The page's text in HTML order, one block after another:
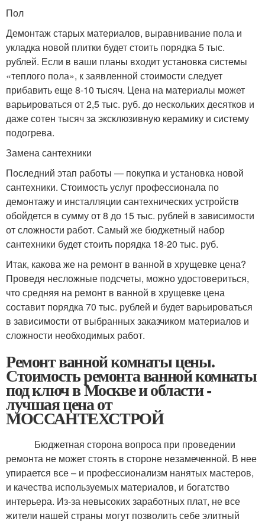
Пол
Демонтаж старых материалов, выравнивание пола и
укладка новой плитки будет стоить порядка 5 тыс.
рублей. Если в ваши планы входит установка системы
«теплого пола», к заявленной стоимости следует
прибавить еще 8-10 тысяч. Цена на материалы может
варьироваться от 2,5 тыс. руб. до нескольких десятков и
даже сотен тысяч за эксклюзивную керамику и систему
подогрева.
Замена сантехники
Последний этап работы — покупка и установка новой
сантехники. Стоимость услуг профессионала по
демонтажу и инсталляции сантехнических устройств
обойдется в сумму от 8 до 15 тыс. рублей в зависимости
от сложности работ. Самый же бюджетный набор
сантехники будет стоить порядка 18-20 тыс. руб.
Итак, какова же на ремонт в ванной в хрущевке цена?
Проведя несложные подсчеты, можно удостовериться,
что средняя на ремонт в ванной в хрущевке цена
составит порядка 70 тыс. рублей и будет варьироваться
в зависимости от выбранных заказчиком материалов и
сложности необходимых работ.
Ремонт ванной комнаты цены.
Стоимость ремонта ванной комнаты
под ключ в Москве и области -
лучшая цена от
МОССАНТЕХСТРОЙ
Бюджетная сторона вопроса при проведении
ремонта не может стоять в стороне незамеченной. В нее
упирается все – и профессионализм нанятых мастеров,
и качества используемых материалов, и богатство
интерьера. Из-за невысоких заработных плат, не все
жители нашей страны могут позволить себе элитный